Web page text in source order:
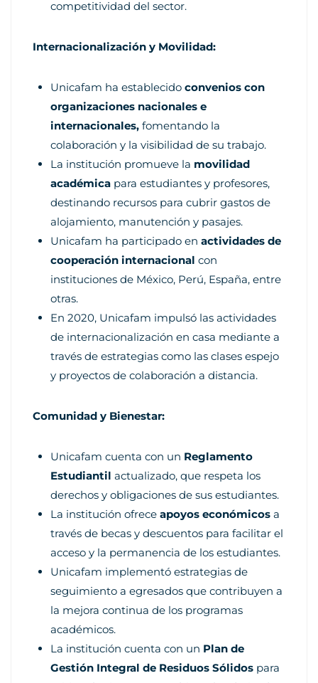
competitividad del sector.
Internacionalización y Movilidad:
Unicafam ha establecido convenios con
organizaciones nacionales e
internacionales, fomentando la
colaboración y la visibilidad de su trabajo.
La institución promueve la movilidad
académica para estudiantes y profesores,
destinando recursos para cubrir gastos de
alojamiento, manutención y pasajes.
Unicafam ha participado en actividades de
cooperación internacional con
instituciones de México, Perú, España, entre
otras.
En 2020, Unicafam impulsó las actividades
de internacionalización en casa mediante a
través de estrategias como las clases espejo
y proyectos de colaboración a distancia.
Comunidad y Bienestar:
Unicafam cuenta con un Reglamento
Estudiantil actualizado, que respeta los
derechos y obligaciones de sus estudiantes.
La institución ofrece apoyos económicos a
través de becas y descuentos para facilitar el
acceso y la permanencia de los estudiantes.
Unicafam implementó estrategias de
seguimiento a egresados que contribuyen a
la mejora continua de los programas
académicos.
La institución cuenta con un Plan de
Gestión Integral de Residuos Sólidos para